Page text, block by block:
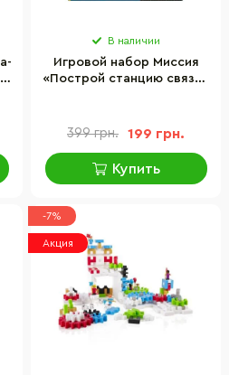
В наличии
Игровой набор Миссия
«Построй станцию связи»
399 грн. 199 грн.
Купить
-7%
Акция